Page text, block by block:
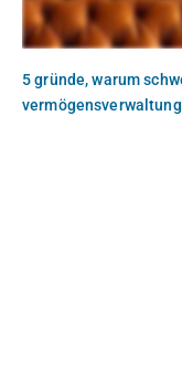
5 gründe, warum